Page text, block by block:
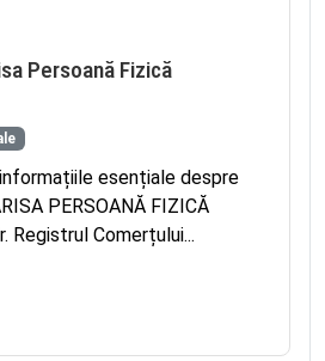
Persoană Fizică
esențiale despre
PERSOANĂ FIZICĂ
Registrul Comerțului...